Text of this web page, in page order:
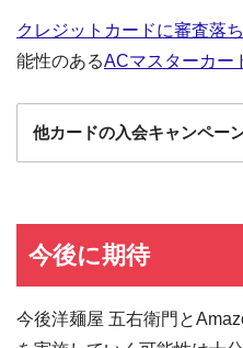
クレジットカードに審査落
能性のあるACマスターカー
他カードの入会キャンペー
エポスカード
au PAYカード au PAYカード
今後に期待
今後洋麺屋 五右衛門と